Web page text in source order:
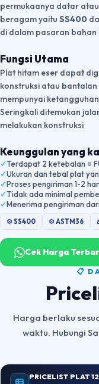
permukaanya datar atau
beragam yaitu SS400
di dalam pasaran bahan
Fungsi Utama
Plat hitam eser dapat
konstruksi atau
mempunyai
Seringkali ditemukan
melakukan konstruksi
Keunggulan yang
Terdapat 2 ketebalan =
Ukuran dan tebal plat
Proses pengiriman 1-2
Tidak ada minimal
Menerima pengiriman
⚙️ SS400 ⚙️ ASTM36
Cek Harga
📋
Harga berlaku
waktu. Hubungi
PRICELIST PLAT